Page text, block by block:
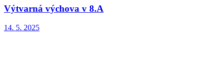
Výtvarná výchova v 8.A
14. 5. 2025